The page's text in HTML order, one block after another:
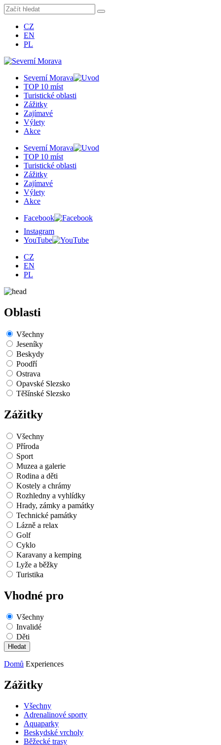
CZ
EN
PL
Severní Morava
TOP 10 míst
Turistické oblasti
Zážitky
Zajímavé
Výlety
Akce
Severní Morava
TOP 10 míst
Turistické oblasti
Zážitky
Zajímavé
Výlety
Akce
Facebook
Instagram
YouTube
CZ
EN
PL
Oblasti
Všechny
Jeseníky
Beskydy
Poodří
Ostrava
Opavské Slezsko
Těšínské Slezsko
Zážitky
Všechny
Příroda
Sport
Muzea a galerie
Rodina a děti
Kostely a chrámy
Rozhledny a vyhlídky
Hrady, zámky a památky
Technické památky
Lázně a relax
Golf
Cyklo
Karavany a kemping
Lyže a běžky
Turistika
Vhodné pro
Všechny
Invalidé
Děti
Domů Experiences
Zážitky
Všechny
Adrenalinové sporty
Aquaparky
Beskydské vrcholy
Běžecké trasy